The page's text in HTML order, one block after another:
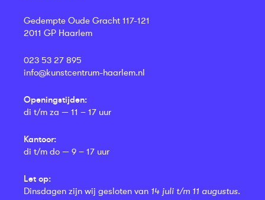
Gedempte Oude Gracht 117-121
2011 GP Haarlem
023 53 27 895
info@kunstcentrum-haarlem.nl
Openingstijden:
di t/m za — 11 – 17 uur
Kantoor:
di t/m do — 9 – 17 uur
Let op:
Dinsdagen zijn wij gesloten van 14 juli t/m 11 augustus.